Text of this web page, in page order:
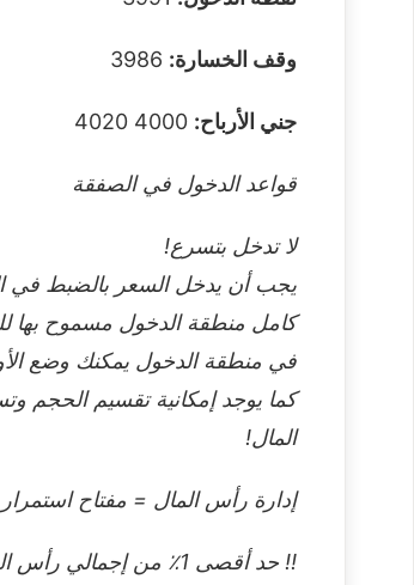
وقف الخسارة:
جني الأرباح:
قواعد الدخول في الصفقة
لا تدخل بتسرع!
يجب أن يدخل السعر بالضبط في
كامل منطقة الدخول مسموح بها
في منطقة الدخول يمكنك وضع
كما يوجد إمكانية تقسيم الحجم
المال!
إدارة رأس المال = مفتاح استمرار
‼️ حد أقصى 1٪ من إجمالي رأس المال في كل صفقة